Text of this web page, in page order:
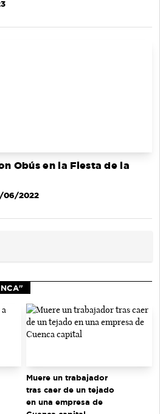
Obús en la Fiesta de la
06/2022
Muere un trabajador
tras caer de un tejado
en una empresa de